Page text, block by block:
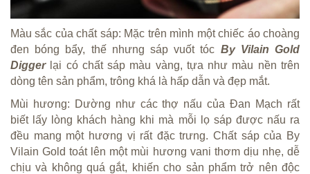
Màu sắc của chất sáp: Mặc trên mình một chiếc áo choàng
đen bóng bẩy, thế nhưng sáp vuốt tóc By Vilain Gold
Diggerlại có chất sáp màu vàng, tựa như màu nền trên
dòng tên sản phẩm, trông khá là hấp dẫn và đẹp mắt.
Mùi hương: Dường như các thợ nấu của Đan Mạch rất
biết lấy lòng khách hàng khi mà mỗi lọ sáp được nấu ra
đều mang một hương vị rất đặc trưng. Chất sáp của By
Vilain Gold toát lên một mùi hương vani thơm dịu nhẹ, dễ
chịu và không quá gắt, khiến cho sản phẩm trở nên độc